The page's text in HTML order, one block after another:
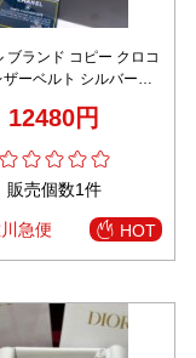
ブランド コピー クロコ
ーベルト シルバーバ
12480円
販売個数1件
急便 HOT